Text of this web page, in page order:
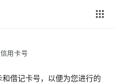
用卡号
借记卡号，以便为您进行的